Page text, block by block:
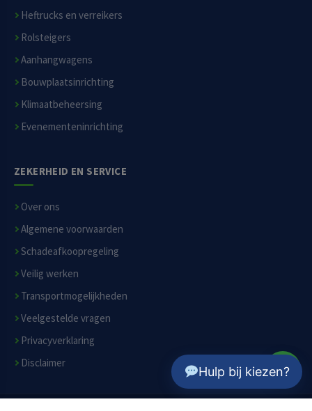
Heftrucks en verreikers
Rolsteigers
Aanhangwagens
Bouwplaatsinrichting
Klimaatbeheersing
Evenementeninrichting
ZEKERHEID EN SERVICE
Over ons
Algemene voorwaarden
Schadeafkoopregeling
Veilig werken
Transportmogelijkheden
Veelgestelde vragen
Privacyverklaring
Disclaimer
Hulp bij kiezen?
Hulp bij kiezen? Beschrijf je klus, ik